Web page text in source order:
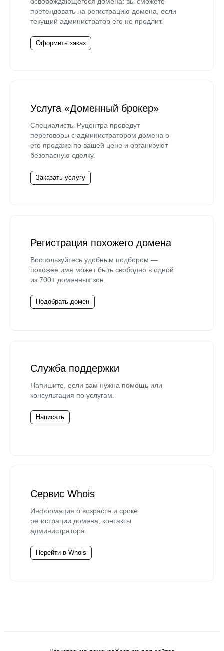
претендовать на регистрацию домена, если
текущий администратор его не продлит.
Оформить заказ
Услуга «Доменный брокер»
Специалисты Руцентра проведут
переговоры с администратором домена о
его продаже по вашей цене и организуют
безопасную сделку.
Заказать услугу
Регистрация похожего домена
Воспользуйтесь удобным подбором —
похожее имя может быть свободно в одной
из 700+ доменных зон.
Подобрать домен
Служба поддержки
Напишите, если вам нужна помощь или
консультация по услугам.
Написать
Сервис Whois
Информация о возрасте и сроке
регистрации домена, контакты
администратора.
Перейти в Whois